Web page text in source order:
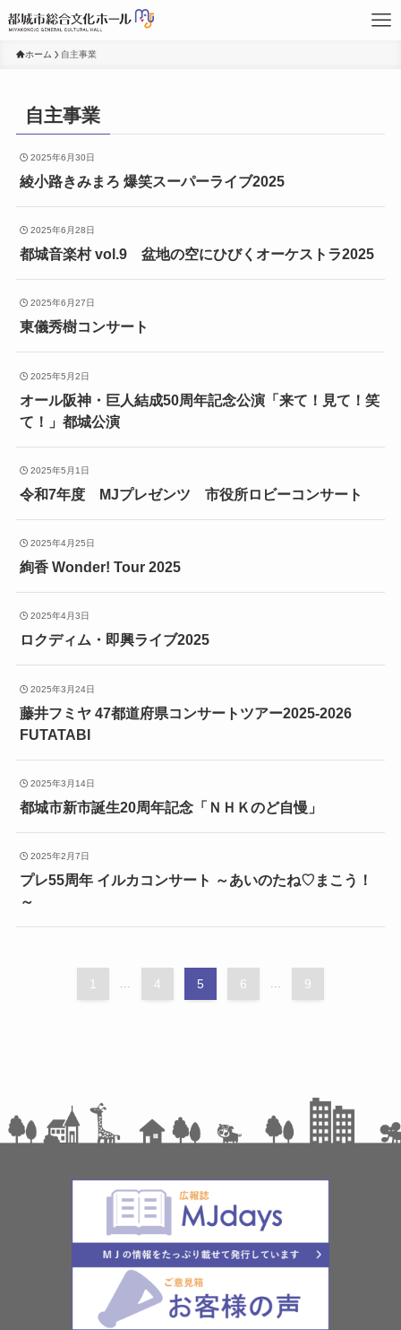
ホーム 自主事業
自主事業
2025年6月30日
綾小路きみまろ 爆笑スーパーライブ2025
2025年6月28日
都城音楽村 vol.9 盆地の空にひびくオーケストラ2025
2025年6月27日
東儀秀樹コンサート
2025年5月2日
オール阪神・巨人結成50周年記念公演「来て！見て！笑
て！」都城公演
2025年5月1日
令和7年度 MJプレゼンツ 市役所ロビーコンサート
2025年4月25日
絢香 Wonder! Tour 2025
2025年4月3日
ロクディム・即興ライブ2025
2025年3月24日
藤井フミヤ 47都道府県コンサートツアー2025-2026
FUTATABI
2025年3月14日
都城市新市誕生20周年記念「ＮＨＫのど自慢」
2025年2月7日
プレ55周年 イルカコンサート ～あいのたね♡まこう！
～
1 ... 4 5 6 ... 9